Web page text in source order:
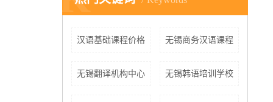
汉语基础课程价格 无锡商务汉语课程
无锡翻译机构中心 无锡韩语培训学校